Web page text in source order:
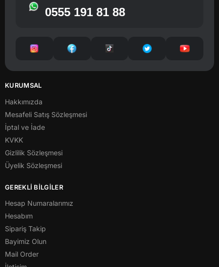
0555 191 81 88
KURUMSAL
Hakkımızda
Mesafeli Satış Sözleşmesi
İptal ve İade
KVKK
Gizlilik Sözleşmesi
Üyelik Sözleşmesi
GEREKLİ BİLGİLER
Hesap Numaralarımız
Hesabım
Sipariş Takip
Bayimiz Olun
Mail Order